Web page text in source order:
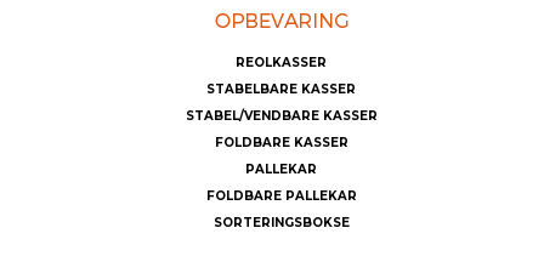
REOLKASSER
STABELBARE KASSER
STABEL/VENDBARE KASSER
FOLDBARE KASSER
PALLEKAR
FOLDBARE PALLEKAR
SORTERINGSBOKSE